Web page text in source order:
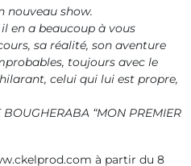
nouveau show.
en a beaucoup à vous
sa réalité, son aventure
toujours avec le
celui qui lui est propre,
“MON PREMIER
à partir du 8